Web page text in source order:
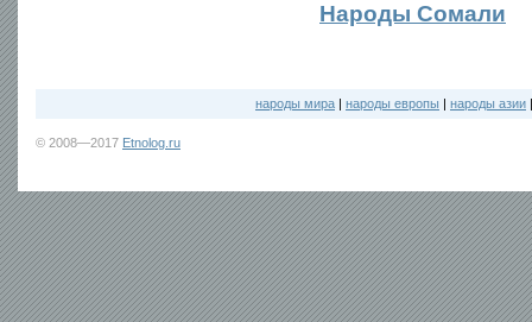
Народы Сомали
народы мира | народы европы | народы азии
© 2008—2017 Etnolog.ru